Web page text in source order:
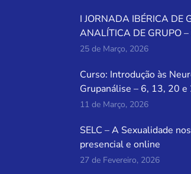
I JORNADA IBÉRICA DE
ANALÍTICA DE GRUPO
25 de Março, 2026
Curso: Introdução às
Grupanálise – 6, 13, 20
11 de Março, 2026
SELC – A Sexualidade
presencial e online
27 de Fevereiro, 2026